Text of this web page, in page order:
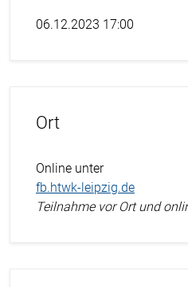
06.12.2023 17:00
Ort
Online unter
fb.htwk-leipzig.de
Teilnahme vor Ort und